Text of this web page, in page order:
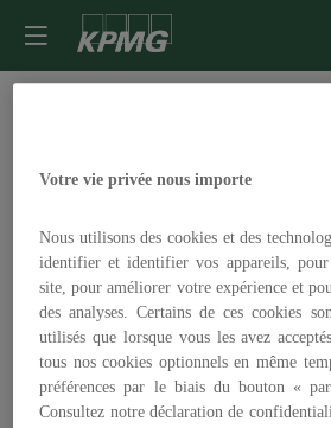
Toutes les
Sessions
Dates
Thèmatiques
Effacer tous les filtres
Votre vie privée nous importe
Nous utilisons des cookies et des
identifier et identifier vos appareils,
site, pour améliorer votre expérience et
des analyses. Certains de ces cookies
utilisés que lorsque vous les avez
tous nos cookies optionnels en même
préférences par le biais du bouton «
Consultez notre déclaration de